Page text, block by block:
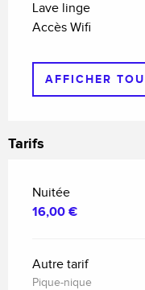
Lave linge
Accès Wifi
AFFICHER
Tarifs
Nuitée
16,00 €
Autre tarif
Pique-nique